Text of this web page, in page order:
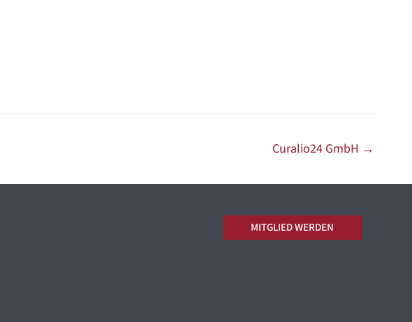
Curalio24 GmbH →
MITGLIED WERDEN